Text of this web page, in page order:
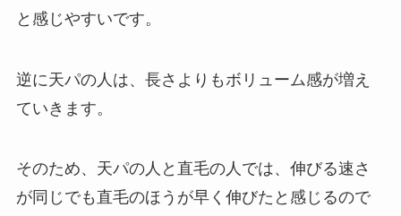
と感じやすいです。
逆に天パの人は、長さよりもボリューム感が増え
ていきます。
そのため、天パの人と直毛の人では、伸びる速さ
が同じでも直毛のほうが早く伸びたと感じるので